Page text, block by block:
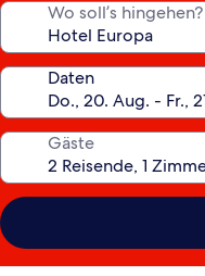
Wo soll’s hingehen?
Daten
Gäste